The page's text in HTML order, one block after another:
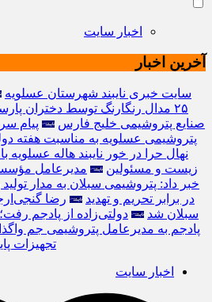
اخبار سایت
آخرین اخبار
سایت خبری نایبند شهرستان عسلویه
۲۵ مدال رنگارنگ توسط دختران
صنایع پتروشیمی خلیج فارس
پيام
پتروشيمى عسلويه به مناسبت هفته
نهال حرا در خور نایبند هاله
زیست و مسئولین
مدیرعامل
خبر داد: پتروشیمی سبلان به مدار تولید
در برابر تحریم و تهدید
رضا
سبلان شد
دولتی‌زاده از پادجم
پادجم به مدیرعامل پتروشیمی جم
تجهیزات
اخبار سایت